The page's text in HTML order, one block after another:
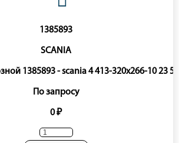
1385893
SCANIA
1385893 - scania 4 413-320x266-10 23 5
По запросу
0 ₽